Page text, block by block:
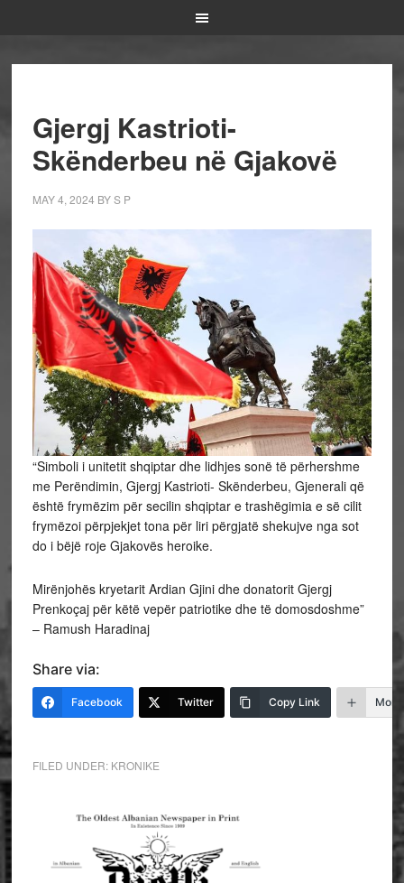
Gjergj Kastrioti-
Skënderbeu në Gjakovë
MAY 4, 2024 BYS P
“Simboli i unitetit shqiptar dhe lidhjes sonë të përhershme
me Perëndimin, Gjergj Kastrioti- Skënderbeu, Gjenerali që
është frymëzim për secilin shqiptar e trashëgimia e së cilit
frymëzoi përpjekjet tona për liri përgjatë shekujve nga sot
do i bëjë roje Gjakovës heroike.
Mirënjohës kryetarit Ardian Gjini dhe donatorit Gjergj
Prenkoçaj për këtë vepër patriotike dhe të domosdoshme”
– Ramush Haradinaj
Share via:
Facebook Twitter Copy Link More
FILED UNDER: KRONIKE